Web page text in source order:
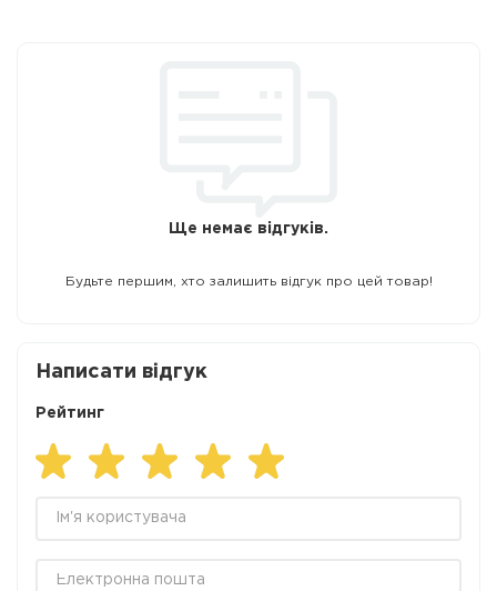
Ще немає відгуків.
Будьте першим, хто залишить відгук про цей товар!
Написати відгук
Рейтинг